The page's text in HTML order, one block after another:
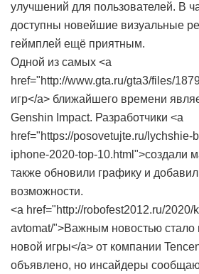
улучшений для пользователей. В
доступны новейшие визуальные
геймплей ещё приятным.
Одной из самых <a
href="http://www.gta.ru/gta3/files/
игр</a> ближайшего времени
Genshin Impact. Разработчики <a
href="https://posovetujte.ru/lychshie-
iphone-2020-top-10.html">создали
также обновили графику и
возможности.
<a href="http://robofest2012.ru/2020/
avtomat/">Важным новостью стало
новой игры</a> от компании
объявлено, но инсайдеры